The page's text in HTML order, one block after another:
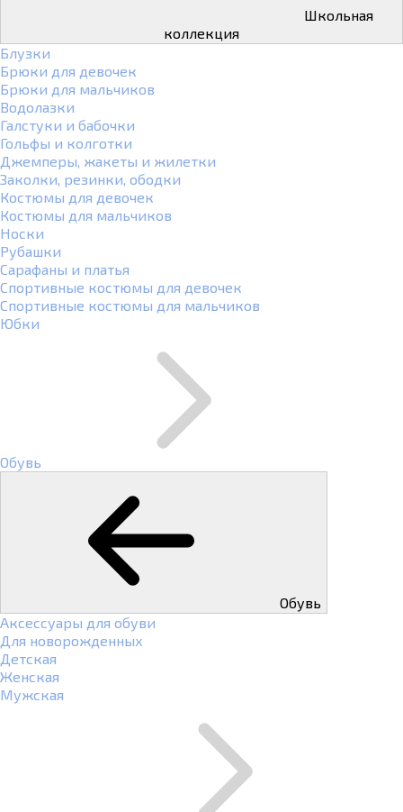
коллекция
Блузки
Брюки для девочек
Брюки для мальчиков
Водолазки
Галстуки и бабочки
Гольфы и колготки
Джемперы, жакеты и жилетки
Заколки, резинки, ободки
Костюмы для девочек
Костюмы для мальчиков
Носки
Рубашки
Сарафаны и платья
Спортивные костюмы для девочек
Спортивные костюмы для мальчиков
Юбки
Обувь
Обувь
Аксессуары для обуви
Для новорожденных
Детская
Женская
Мужская